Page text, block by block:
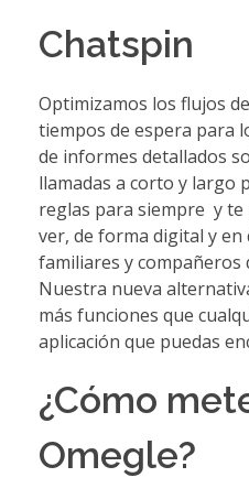
Chatspin
Optimizamos los flujos
tiempos de espera para
de informes detallados
llamadas a corto y largo
reglas para siempre y
ver, de forma digital y
familiares y compañeros
Nuestra nueva
más funciones que
aplicación que puedas
¿Cómo
Omegle?